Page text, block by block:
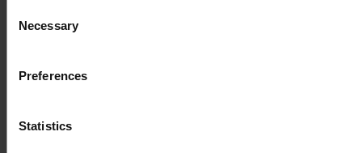
Selection
Necessary
Preferences
Statistics